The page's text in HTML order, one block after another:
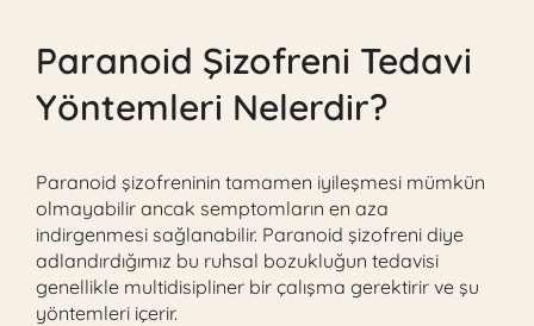
Paranoid Şizofreni Tedavi
Yöntemleri Nelerdir?
Paranoid şizofreninin tamamen iyileşmesi mümkün
olmayabilir ancak semptomların en aza
indirgenmesi sağlanabilir. Paranoid şizofreni diye
adlandırdığımız bu ruhsal bozukluğun tedavisi
genellikle multidisipliner bir çalışma gerektirir ve şu
yöntemleri içerir.